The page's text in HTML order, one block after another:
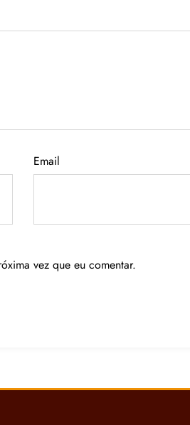
Email
vez que eu comentar.